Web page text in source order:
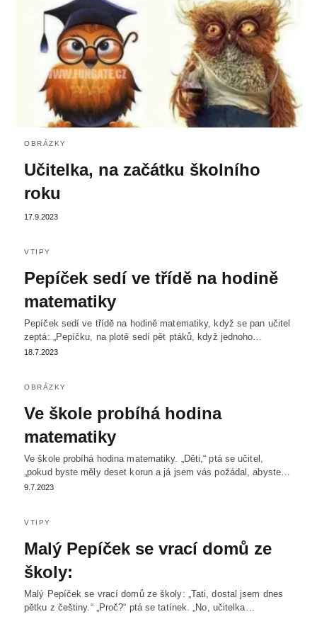
OBRÁZKY
Učitelka, na začátku školního
roku
17.9.2023
VTIPY
Pepíček sedí ve třídě na hodině
matematiky
Pepíček sedí ve třídě na hodině matematiky, když se pan učitel
zeptá: „Pepíčku, na plotě sedí pět ptáků, když jednoho…
18.7.2023
OBRÁZKY
Ve škole probíhá hodina
matematiky
Ve škole probíhá hodina matematiky. „Děti,“ ptá se učitel,
„pokud byste měly deset korun a já jsem vás požádal, abyste…
9.7.2023
VTIPY
Malý Pepíček se vrací domů ze
školy:
Malý Pepíček se vrací domů ze školy: „Tati, dostal jsem dnes
pětku z češtiny.“ „Proč?“ ptá se tatínek. „No, učitelka…